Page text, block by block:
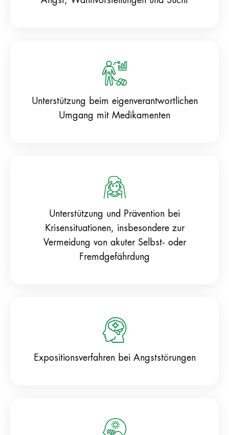
Unterstützung beim eigenverantwortlichen
Umgang mit Medikamenten
Unterstützung und Prävention bei
Krisensituationen, insbesondere zur
Vermeidung von akuter Selbst- oder
Fremdgefährdung
Expositionsverfahren bei Angststörungen